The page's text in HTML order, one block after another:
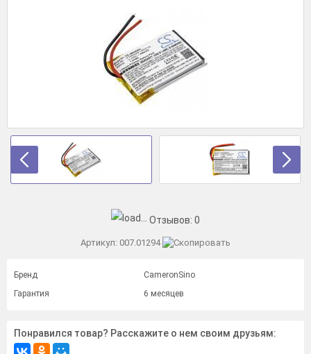
Отзывов: 0
Артикул: 007.01294
Бренд
CameronSino
Гарантия
6 месяцев
Понравился товар? Расскажите о нем своим друзьям: